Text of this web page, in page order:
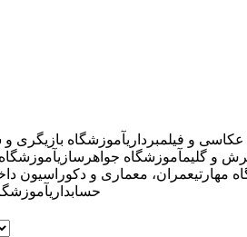
و فیلمبرداریآموزشگاه بازیگری و
و گلیمآموزشگاه جواهرسازی
مهارتیعمران، معماری و دکوراسیون
حسابداری